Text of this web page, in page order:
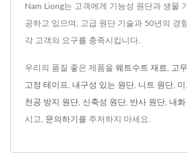
Nam Liong는 고객에게 기능성 원단과 생물
공하고 있으며, 고급 원단 기술과 50년의 경
각 고객의 요구를 충족시킵니다.
우리의 품질 좋은 제품을 웨트수트 재료 고
고정 테이프 내구성 있는 원단 니트 원단
천공 방지 원단 신축성 원단 반사 원단 내
시고, 문의하기 를 주저하지 마세요.